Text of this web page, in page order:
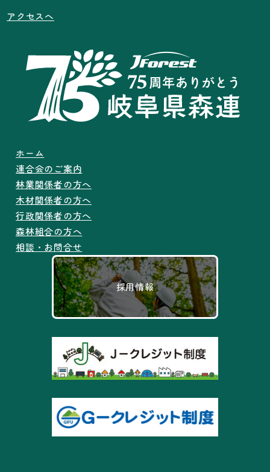
アクセスへ
ホーム
連合会のご案内
林業関係者の方へ
木材関係者の方へ
行政関係者の方へ
森林組合の方へ
相談・お問合せ
採用情報